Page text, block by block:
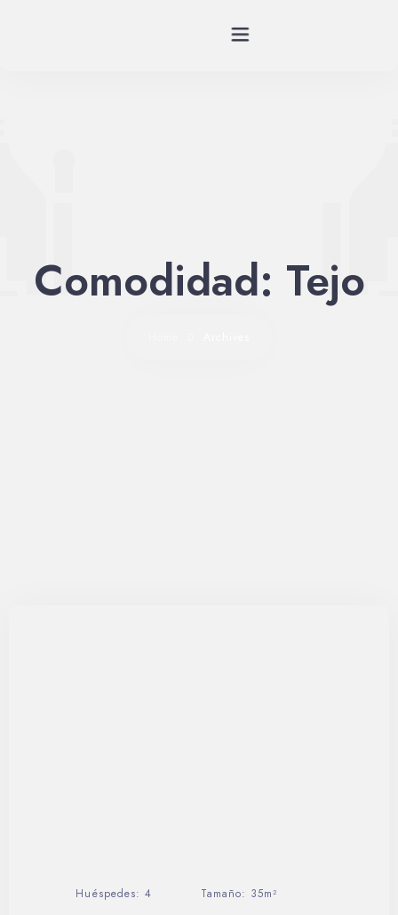
Historia
Comodidad: Tejo
Huéspedes: 4 Tamaño: 35m²